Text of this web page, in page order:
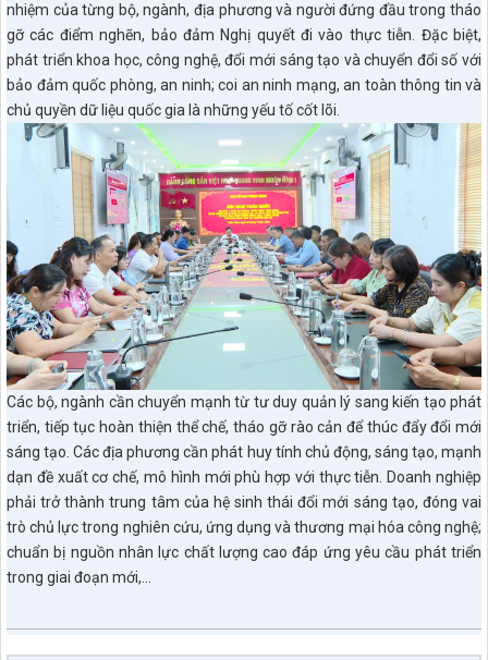
nhiệm của từng bộ, ngành, địa phương và người đứng đầu trong tháo
gỡ các điểm nghẽn, bảo đảm Nghị quyết đi vào thực tiễn. Đặc biệt,
phát triển khoa học, công nghệ, đổi mới sáng tạo và chuyển đổi số với
bảo đảm quốc phòng, an ninh; coi an ninh mạng, an toàn thông tin và
chủ quyền dữ liệu quốc gia là những yếu tố cốt lõi.
Các bộ, ngành cần chuyển mạnh từ tư duy quản lý sang kiến tạo phát
triển, tiếp tục hoàn thiện thể chế, tháo gỡ rào cản để thúc đẩy đổi mới
sáng tạo. Các địa phương cần phát huy tính chủ động, sáng tạo, mạnh
dạn đề xuất cơ chế, mô hình mới phù hợp với thực tiễn. Doanh nghiệp
phải trở thành trung tâm của hệ sinh thái đổi mới sáng tạo, đóng vai
trò chủ lực trong nghiên cứu, ứng dụng và thương mại hóa công nghệ;
chuẩn bị nguồn nhân lực chất lượng cao đáp ứng yêu cầu phát triển
trong giai đoạn mới,…